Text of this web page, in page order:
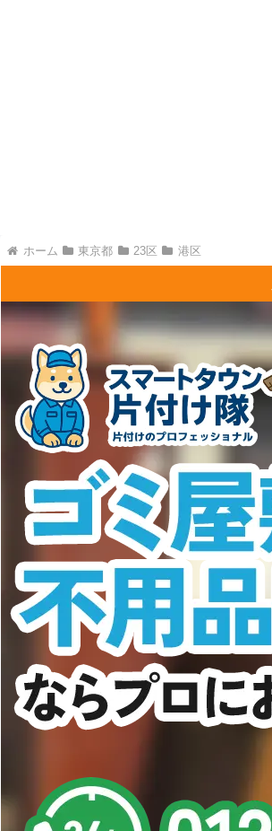
ホーム 東京都 23区 港区